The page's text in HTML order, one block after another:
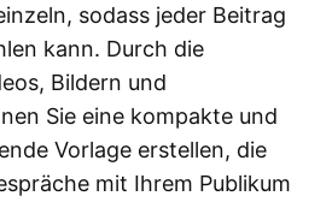
sodass jeder Beitrag
kann. Durch die
Bildern und
Sie eine kompakte und
Vorlage erstellen, die
mit Ihrem Publikum